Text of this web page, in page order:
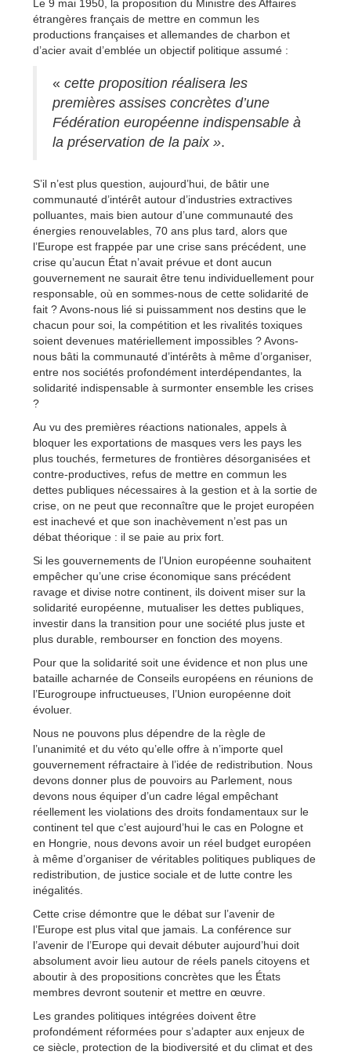
Le 9 mai 1950, la proposition du Ministre des Affaires
étrangères français de mettre en commun les
productions françaises et allemandes de charbon et
d’acier avait d’emblée un objectif politique assumé :
« cette proposition réalisera les
premières assises concrètes d’une
Fédération européenne indispensable à
la préservation de la paix ».
S’il n’est plus question, aujourd’hui, de bâtir une
communauté d’intérêt autour d’industries extractives
polluantes, mais bien autour d’une communauté des
énergies renouvelables, 70 ans plus tard, alors que
l’Europe est frappée par une crise sans précédent, une
crise qu’aucun État n’avait prévue et dont aucun
gouvernement ne saurait être tenu individuellement pour
responsable, où en sommes-nous de cette solidarité de
fait ? Avons-nous lié si puissamment nos destins que le
chacun pour soi, la compétition et les rivalités toxiques
soient devenues matériellement impossibles ? Avons-
nous bâti la communauté d’intérêts à même d’organiser,
entre nos sociétés profondément interdépendantes, la
solidarité indispensable à surmonter ensemble les crises
?
Au vu des premières réactions nationales, appels à
bloquer les exportations de masques vers les pays les
plus touchés, fermetures de frontières désorganisées et
contre-productives, refus de mettre en commun les
dettes publiques nécessaires à la gestion et à la sortie de
crise, on ne peut que reconnaître que le projet européen
est inachevé et que son inachèvement n’est pas un
débat théorique : il se paie au prix fort.
Si les gouvernements de l’Union européenne souhaitent
empêcher qu’une crise économique sans précédent
ravage et divise notre continent, ils doivent miser sur la
solidarité européenne, mutualiser les dettes publiques,
investir dans la transition pour une société plus juste et
plus durable, rembourser en fonction des moyens.
Pour que la solidarité soit une évidence et non plus une
bataille acharnée de Conseils européens en réunions de
l’Eurogroupe infructueuses, l’Union européenne doit
évoluer.
Nous ne pouvons plus dépendre de la règle de
l’unanimité et du véto qu’elle offre à n’importe quel
gouvernement réfractaire à l’idée de redistribution. Nous
devons donner plus de pouvoirs au Parlement, nous
devons nous équiper d’un cadre légal empêchant
réellement les violations des droits fondamentaux sur le
continent tel que c’est aujourd’hui le cas en Pologne et
en Hongrie, nous devons avoir un réel budget européen
à même d’organiser de véritables politiques publiques de
redistribution, de justice sociale et de lutte contre les
inégalités.
Cette crise démontre que le débat sur l’avenir de
l’Europe est plus vital que jamais. La conférence sur
l’avenir de l’Europe qui devait débuter aujourd’hui doit
absolument avoir lieu autour de réels panels citoyens et
aboutir à des propositions concrètes que les États
membres devront soutenir et mettre en œuvre.
Les grandes politiques intégrées doivent être
profondément réformées pour s’adapter aux enjeux de
ce siècle, protection de la biodiversité et du climat et des